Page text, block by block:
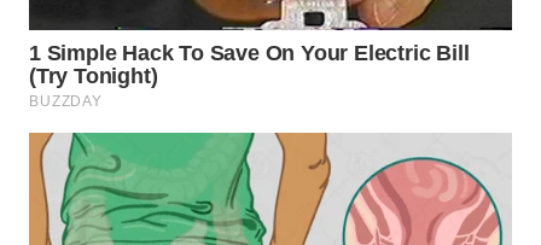
WN
CIREBON
WN
INDRAMAYU